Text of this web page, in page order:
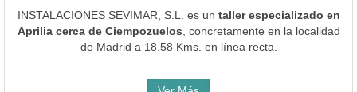
INSTALACIONES SEVIMAR, S.L. es un taller especializado en
Aprilia cerca de Ciempozuelos , concretamente en la localidad
de Madrid a 18.58 Kms. en línea recta.